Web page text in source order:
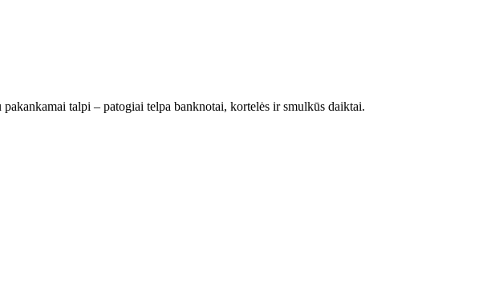
talpi – patogiai telpa banknotai, kortelės ir smulkūs daiktai.